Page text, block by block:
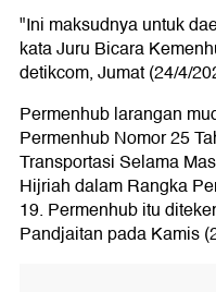
"Ini maksudnya untuk
kata Juru Bicara
detikcom, Jumat (24/4/
Permenhub larangan
Permenhub Nomor 25
Transportasi Selama
Hijriah dalam Rangka
19. Permenhub itu
Pandjaitan pada Kamis